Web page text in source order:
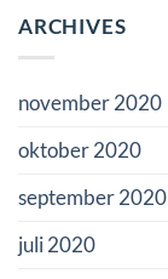
ARCHIVES
november 2020
oktober 2020
september 2020
juli 2020